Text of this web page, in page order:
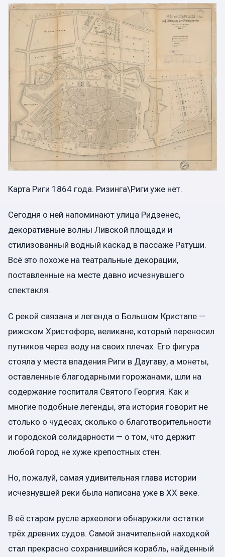
Карта Риги 1864 года. Ризинга\Риги уже нет.
Сегодня о ней напоминают улица Ридзенес,
декоративные волны Ливской площади и
стилизованный водный каскад в пассаже Ратуши.
Всё это похоже на театральные декорации,
поставленные на месте давно исчезнувшего
спектакля.
С рекой связана и легенда о Большом Кристапе —
рижском Христофоре, великане, который переносил
путников через воду на своих плечах. Его фигура
стояла у места впадения Риги в Даугаву, а монеты,
оставленные благодарными горожанами, шли на
содержание госпиталя Святого Георгия. Как и
многие подобные легенды, эта история говорит не
столько о чудесах, сколько о благотворительности
и городской солидарности — о том, что держит
любой город не хуже крепостных стен.
Но, пожалуй, самая удивительная глава истории
исчезнувшей реки была написана уже в XX веке.
В её старом русле археологи обнаружили остатки
трёх древних судов. Самой значительной находкой
стал прекрасно сохранившийся корабль, найденный